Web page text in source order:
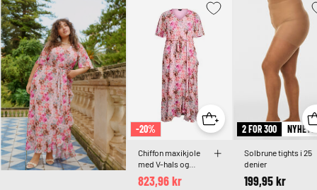
-20%
Chiffon maxikjole
med V-hals og
rysjekant
823,96 kr
2 FOR 300
Solbrune tights i 25
denier
199,95 kr